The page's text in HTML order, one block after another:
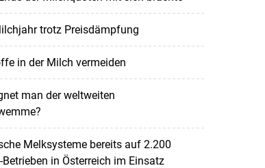
trotz Preisdämpfung
in der Milch vermeiden
man der weltweiten
Melksysteme bereits auf 2.200
in Österreich im Einsatz